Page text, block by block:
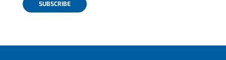
intendiamo rinnovarti il nostro impegno per
https://immoveo.com/ (il “Sito”), effettuato